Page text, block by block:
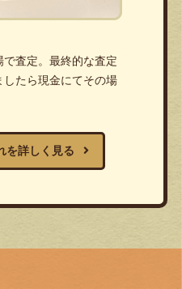
査定。最終的な査定
たら現金にてその場
を詳しく見る